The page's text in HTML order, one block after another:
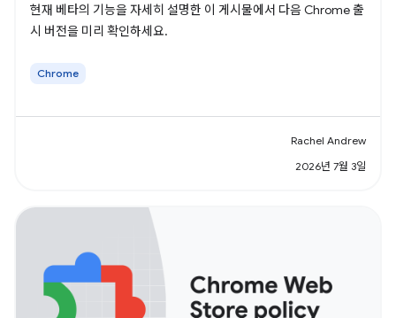
현재 베타의 기능을 자세히 설명한 이 게시물에서 다음 Chrome 출
시 버전을 미리 확인하세요.
Chrome
Rachel Andrew
2026년 7월 3일